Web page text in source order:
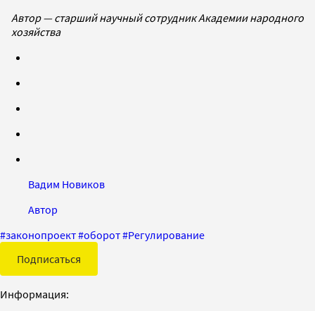
Автор — старший научный сотрудник Академии народного
хозяйства
Вадим Новиков
Автор
#законопроект#оборот#Регулирование
Подписаться
Информация: